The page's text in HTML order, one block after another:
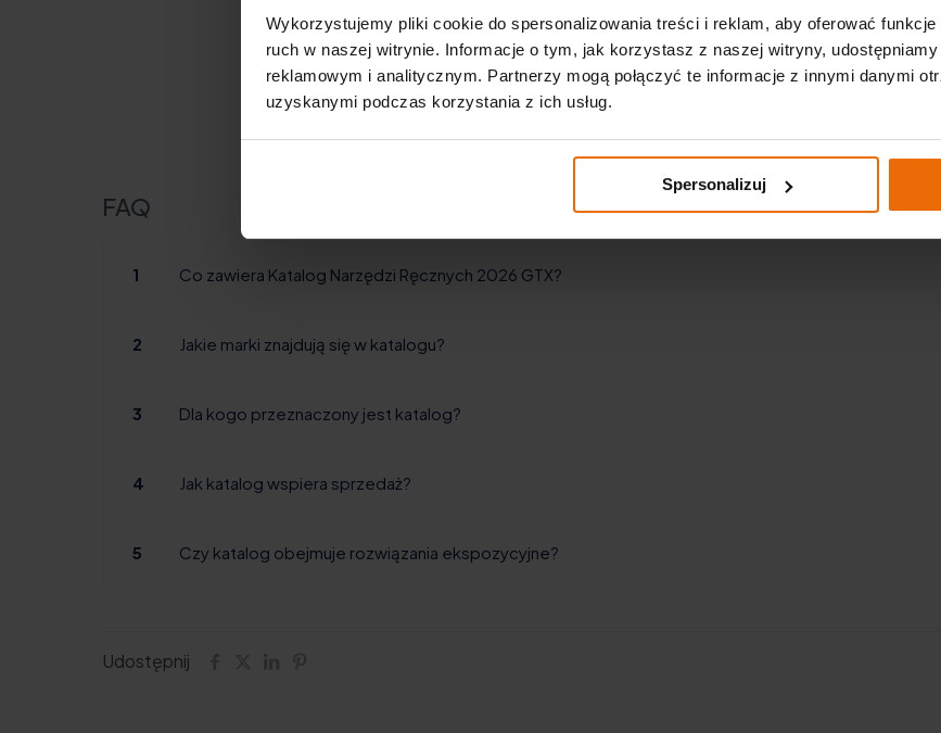
Wykorzystujemy pliki cookie do spersonalizowania treści i reklam, aby oferować funkcje
ruch w naszej witrynie. Informacje o tym, jak korzystasz z naszej witryny,
reklamowym i analitycznym. Partnerzy mogą połączyć te informacje z innymi danymi
uzyskanymi podczas korzystania z ich usług.
Spersonalizuj
FAQ
1 Co zawiera Katalog Narzędzi Ręcznych 2026 GTX?
2 Jakie marki znajdują się w katalogu?
3 Dla kogo przeznaczony jest katalog?
4 Jak katalog wspiera sprzedaż?
5 Czy katalog obejmuje rozwiązania ekspozycyjne?
Udostępnij